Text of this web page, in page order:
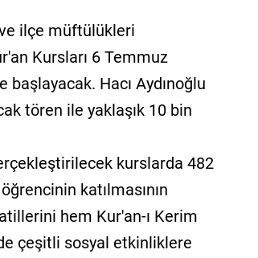
ilçe müftülükleri
Kursları 6 Temmuz
Hacı Aydınoğlu
tören ile yaklaşık 10 bin
kurslarda 482
katılmasının
hem Kur'an-ı Kerim
çeşitli sosyal etkinliklere